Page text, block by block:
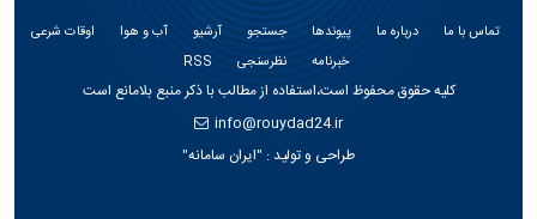
تماس با ما درباره ما پیوندها جستجو آرشیو آب و هوا
اوقات شرعی
خبرنامه
نظرسنجی RSS
کلیه حقوق محفوظ است،استفاده از مطالب با ذکر منبع بلامانع است
info@rouydad24.ir
طراحی و تولید : "ایران سامانه"